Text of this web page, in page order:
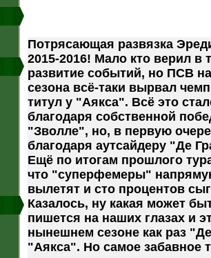
Потрясающая развязка
2015-2016! Мало кто верил в
развитие событий, но ПСВ
сезона всё-таки вырвал
титул у "Аякса". Всё это
благодаря собственной
"Зволле", но, в первую
благодаря аутсайдеру "Де
Ещё по итогам прошлого
что "суперфемеры"
вылетят и сто процентов
Казалось, ну какая может
пишется на наших глазах и
нынешнем сезоне как раз
"Аякса". Но самое забавное